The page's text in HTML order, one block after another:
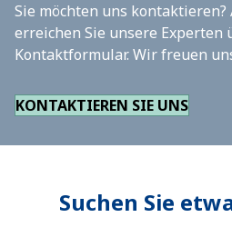
Sie möchten uns kontaktieren?
erreichen Sie unsere Experten
Kontaktformular. Wir freuen
KONTAKTIEREN SIE UNS
Suchen Sie